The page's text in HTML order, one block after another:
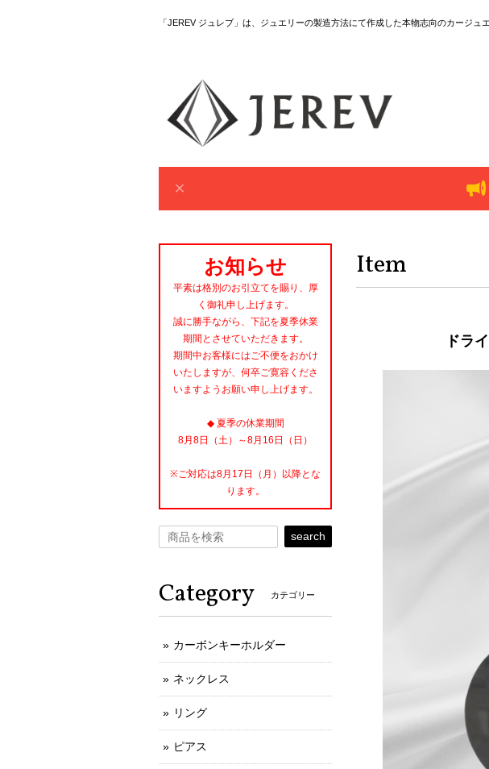
「JEREV ジュレブ」は、ジュエリーの製造方法にて作成した本物志向のカージュ
Item
ドラ
お知らせ
平素は格別のお引立てを賜り、厚
く御礼申し上げます。
誠に勝手ながら、下記を夏季休業
期間とさせていただきます。
期間中お客様にはご不便をおかけ
いたしますが、何卒ご寛容くださ
いますようお願い申し上げます。
◆ 夏季の休業期間
8月8日（土）～8月16日（日）
※ご対応は8月17日（月）以降とな
ります。
search
Category カテゴリー
カーボンキーホルダー
ネックレス
リング
ピアス